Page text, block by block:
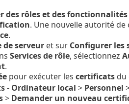
des rôles et des fonctionnalités
. Une nouvelle autorité
.
de serveuret sur Configurer les
Services de rôle, sélectionnez
.
pour exécuter les certificatsdu
- Ordinateur local > Personnel
> Demander un nouveau